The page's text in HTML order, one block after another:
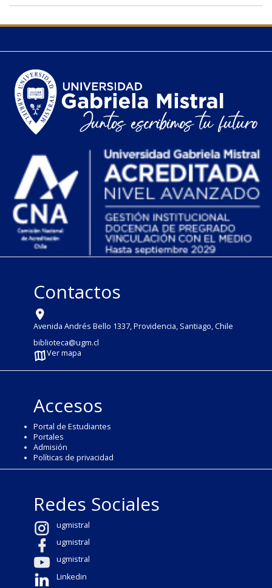
Contactos
Avenida Andrés Bello 1337, Providencia, Santiago, Chile
biblioteca@ugm.cl
Ver mapa
Accesos
Portal de Estudiantes
Portales
Admisión
Políticas de privacidad
Redes Sociales
ugmistral
ugmistral
ugmistral
Linkedin